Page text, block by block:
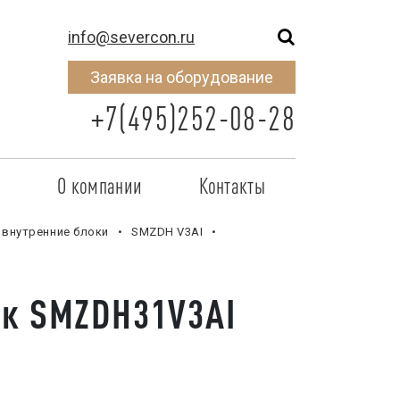
info@severcon.ru
Заявка на оборудование
+7(495)252-08-28
О компании
SEVERCON
Новости
Контакты
блоки
SMZDH V3AI